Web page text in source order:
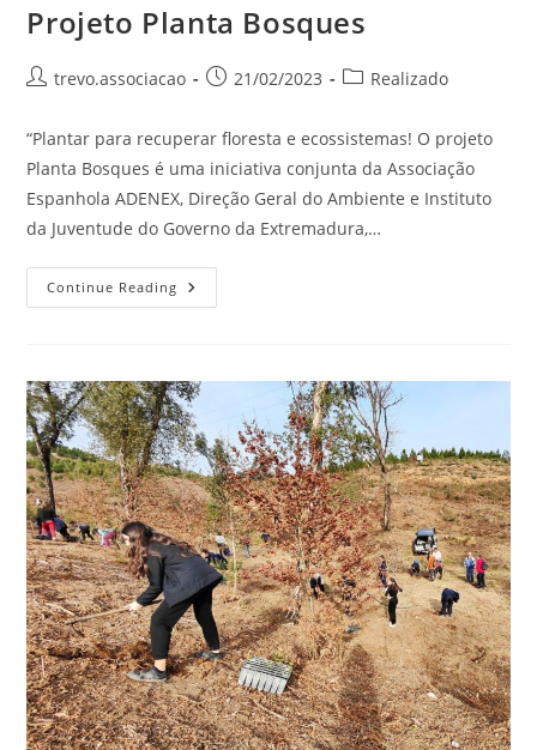
Projeto Planta Bosques
trevo.associacao 21/02/2023 Realizado
“Plantar para recuperar floresta e ecossistemas! O projeto
Planta Bosques é uma iniciativa conjunta da Associação
Espanhola ADENEX, Direção Geral do Ambiente e Instituto
da Juventude do Governo da Extremadura,…
Continue Reading